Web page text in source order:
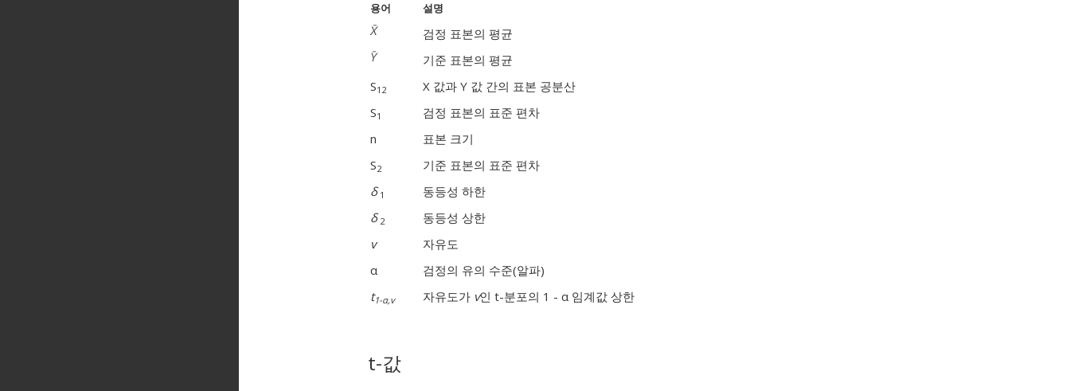
용어 설명
검정 표본의 평균
기준 표본의 평균
S12
X 값과 Y 값 간의 표본 공분산
S1
검정 표본의 표준 편차
n
표본 크기
S2
기준 표본의 표준 편차
δ 1
동등성 하한
δ 2
동등성 상한
v
자유도
α
검정의 유의 수준(알파)
t1-α,v 자유도가 v인 t-분포의 1 - α 임계값 상한
t-값